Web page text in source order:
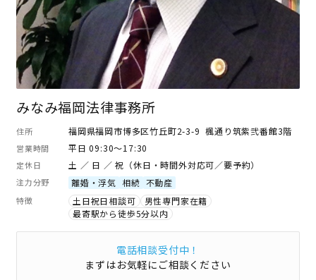
みなみ福岡法律事務所
住所 福岡県福岡市博多区竹丘町2-3-9 楓通り筑紫弐番館3階
営業時間 平日 09:30～17:30
定休日 土 ／ 日 ／ 祝（休日・時間外対応可／要予約）
注力分野 離婚・浮気 相続 不動産
特徴 土日祝日相談可
男性専門家在籍
最寄駅から徒歩5分以内
電話相談受付中！
まずはお気軽にご相談ください